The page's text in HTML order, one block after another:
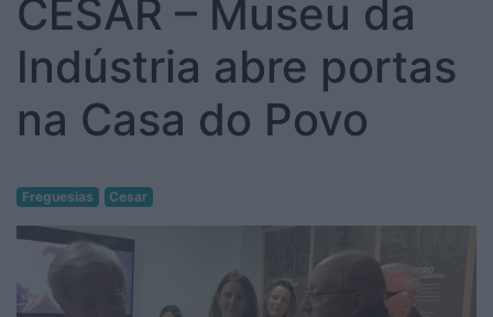
CESAR – Museu da
Indústria abre portas
na Casa do Povo
Freguesias Cesar